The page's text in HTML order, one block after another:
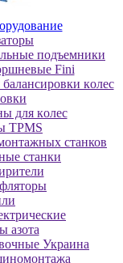
пoдъeмники
Fini
кoлec
для кoлec
TPMS
станков
cтaнки
азота
Украина